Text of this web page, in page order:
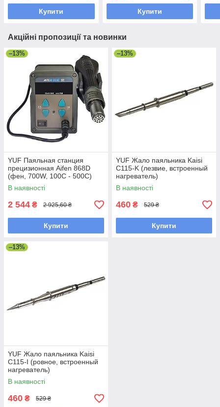
Купити Купити
Акційні пропозиції та новинки
–13%
YUF Паяльная станция
прецизионная Aifen 868D
(фен, 700W, 100C - 500C)
В наявності
2 544 ₴ 2 925,60 ₴
Купити
–13%
YUF Жало паяльника Kaisi
C115-K (лезвие, встроенный
нагреватель)
В наявності
460 ₴ 529 ₴
Купити
–13%
YUF Жало паяльника Kaisi
C115-I (ровное, встроенный
нагреватель)
В наявності
460 ₴ 529 ₴